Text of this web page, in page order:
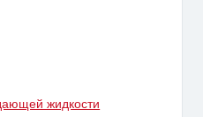
жидкости